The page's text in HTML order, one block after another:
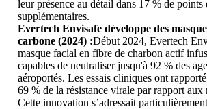
leur présence au détail dans 17 % de points
supplémentaires.
Evertech Envisafe développe des
carbone (2024) :Début 2024, Evertech
masque facial en fibre de charbon actif
capables de neutraliser jusqu'à 92 % des
aéroportés. Les essais cliniques ont
69 % de la résistance virale par rapport aux
Cette innovation s’adressait